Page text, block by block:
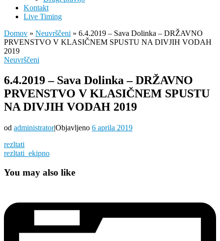
Kontakt
Live Timing
Domov » Neuvrščeni » 6.4.2019 – Sava Dolinka – DRŽAVNO
PRVENSTVO V KLASIČNEM SPUSTU NA DIVJIH VODAH
2019
Neuvrščeni
6.4.2019 – Sava Dolinka – DRŽAVNO
PRVENSTVO V KLASIČNEM SPUSTU
NA DIVJIH VODAH 2019
od administrator|Objavljeno 6 aprila 2019
rezltati
rezltati_ekipno
You may also like